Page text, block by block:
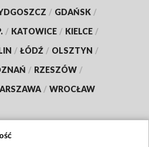
/ GDAŃSK /
/ KATOWICE / KIELCE /
/ ŁÓDŹ / OLSZTYN /
/ RZESZÓW /
/ WROCŁAW